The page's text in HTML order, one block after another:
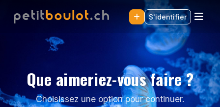
S'identifier
Que aimeriez-vous faire ?
Choisissez une option pour continuer.